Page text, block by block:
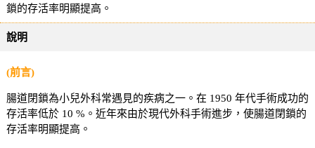
鎖的存活率明顯提高。
說明
(前言)
腸道閉鎖為小兒外科常遇見的疾病之一。在 1950 年代手術成功的
存活率低於 10 %。近年來由於現代外科手術進步，使腸道閉鎖的
存活率明顯提高。